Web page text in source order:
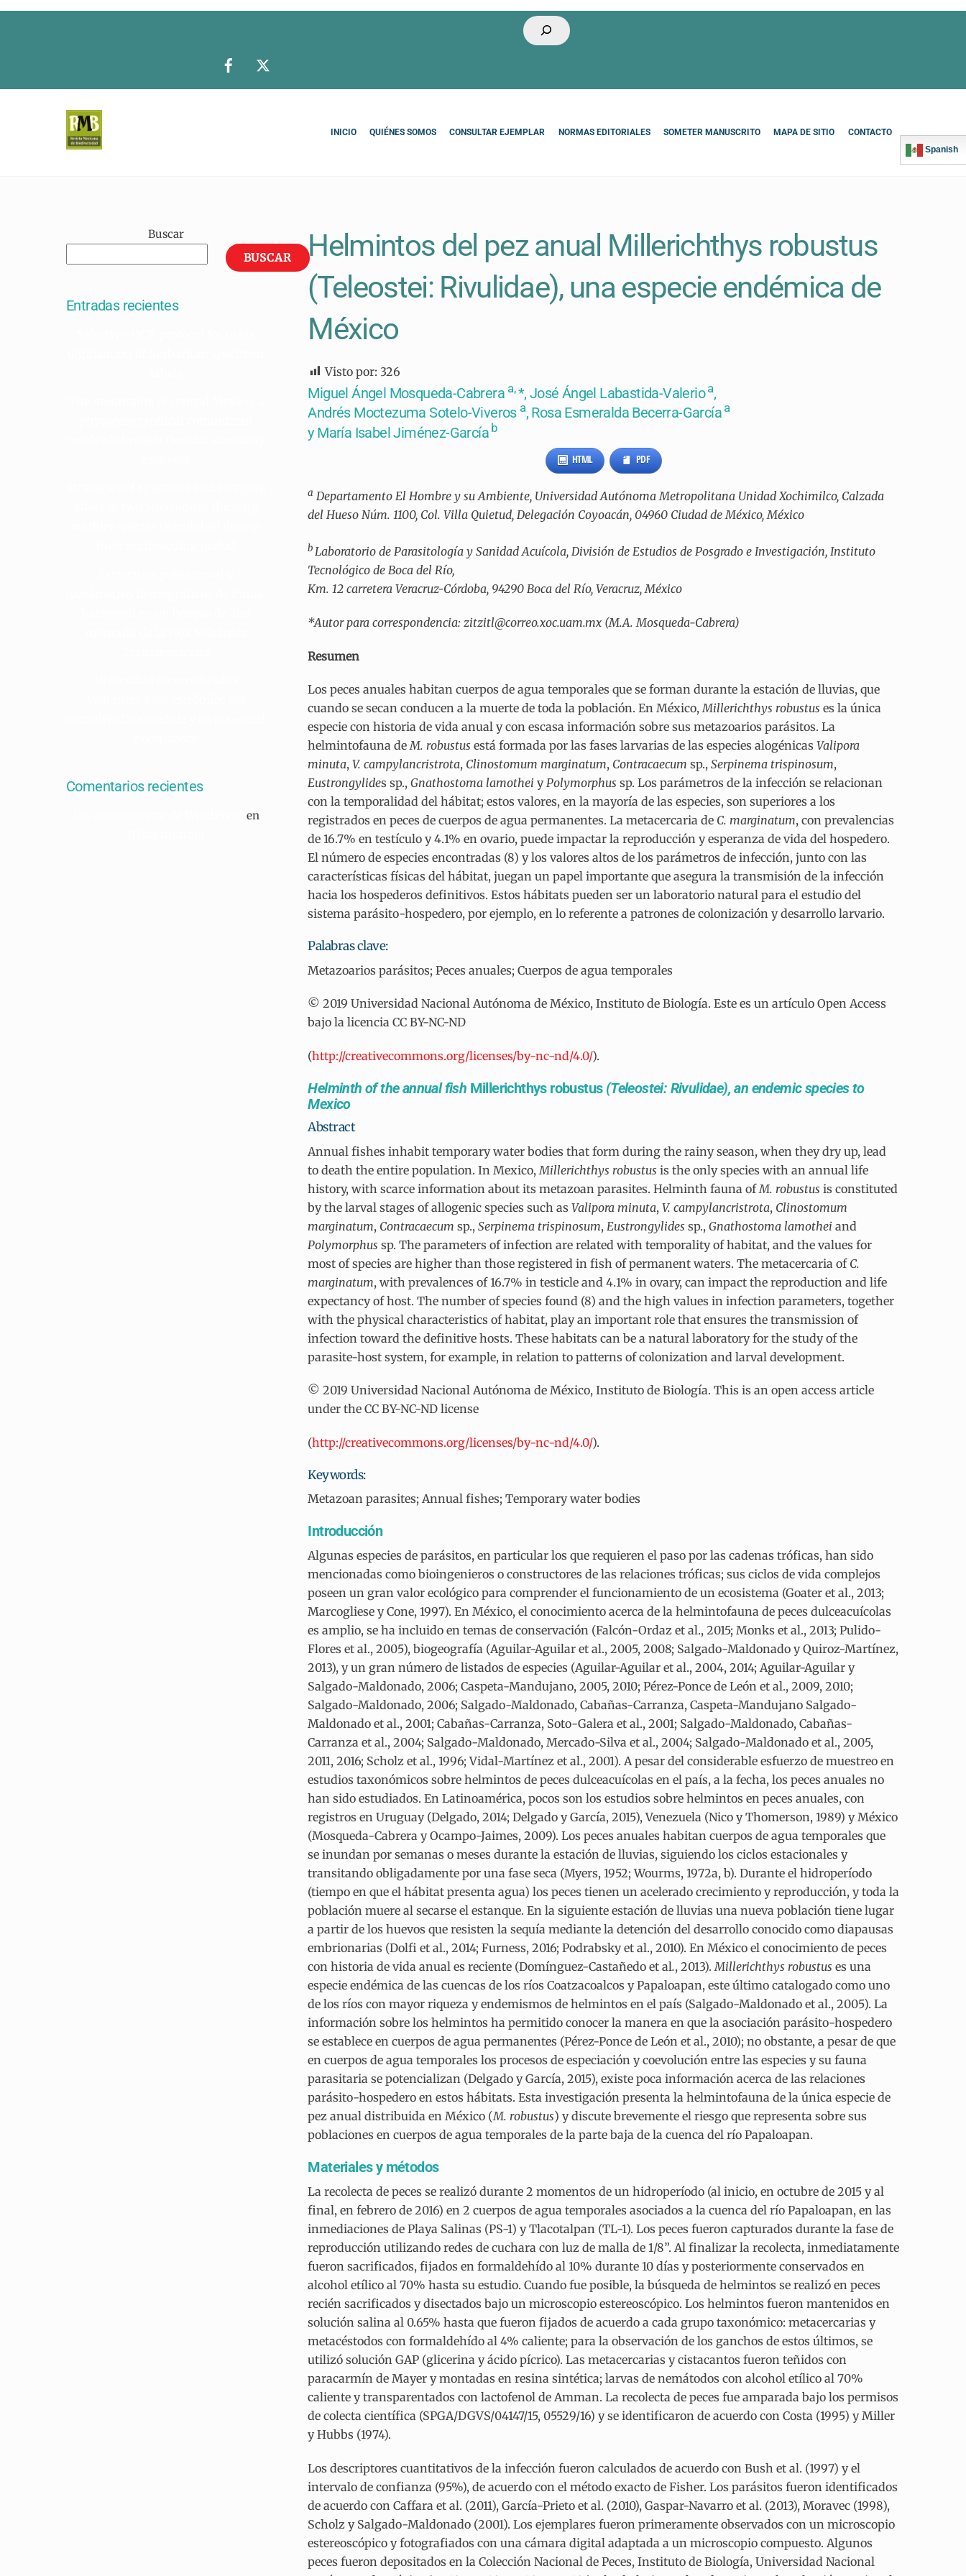
Skip
Buscar
INICIO QUIÉNES SOMOS CONSULTAR EJEMPLAR NORMAS EDITORIALES SOMETER MANUSCRITO MAPA DE SITIO
CONTACTO
Spanish
Helmintos del pez anual Millerichthys robustus
(Teleostei: Rivulidae), una especie endémica de
México
Visto por: 326
Miguel Ángel Mosqueda-Cabrera a,*, José Ángel Labastida-Valerio a,
Andrés Moctezuma Sotelo-Viveros a, Rosa Esmeralda Becerra-García a
y María Isabel Jiménez-García b
HTML PDF
a Departamento El Hombre y su Ambiente, Universidad Autónoma Metropolitana Unidad Xochimilco, Calzada
del Hueso Núm. 1100, Col. Villa Quietud, Delegación Coyoacán, 04960 Ciudad de México, México
b Laboratorio de Parasitología y Sanidad Acuícola, División de Estudios de Posgrado e Investigación, Instituto
Tecnológico de Boca del Río,
Km. 12 carretera Veracruz-Córdoba, 94290 Boca del Río, Veracruz, México
*Autor para correspondencia: zitzitl@correo.xoc.uam.mx (M.A. Mosqueda-Cabrera)
Resumen
Los peces anuales habitan cuerpos de agua temporales que se forman durante la estación de lluvias, que
cuando se secan conducen a la muerte de toda la población. En México,Millerichthys robustus es la única
especie con historia de vida anual y con escasa información sobre sus metazoarios parásitos. La
helmintofauna deM. robustus está formada por las fases larvarias de las especies alogénicasValipora
minuta, V. campylancristrota, Clinostomum marginatum, Contracaecum sp.,Serpinema trispinosum,
Eustrongylides sp.,Gnathostoma lamotheiyPolymorphus sp. Los parámetros de la infección se relacionan
con la temporalidad del hábitat; estos valores, en la mayoría de las especies, son superiores a los
registrados en peces de cuerpos de agua permanentes. La metacercaria de C. marginatum, con prevalencias
de 16.7% en testículo y 4.1% en ovario, puede impactar la reproducción y esperanza de vida del hospedero.
El número de especies encontradas (8) y los valores altos de los parámetros de infección, junto con las
características físicas del hábitat, juegan un papel importante que asegura la transmisión de la infección
hacia los hospederos definitivos. Estos hábitats pueden ser un laboratorio natural para el estudio del
sistema parásito-hospedero, por ejemplo, en lo referente a patrones de colonización y desarrollo larvario.
Palabras clave:
Metazoarios parásitos; Peces anuales; Cuerpos de agua temporales
© 2019 Universidad Nacional Autónoma de México, Instituto de Biología. Este es un artículo Open Access
bajo la licencia CC BY-NC-ND
(http://creativecommons.org/licenses/by-nc-nd/4.0/).
Helminth of the annual fish Millerichthys robustus(Teleostei: Rivulidae), an endemic species to
Mexico
Abstract
Annual fishes inhabit temporary water bodies that form during the rainy season, when they dry up, lead
to death the entire population. In Mexico, Millerichthys robustus is the only species with an annual life
history, with scarce information about its metazoan parasites. Helminth fauna of M. robustusis constituted
by the larval stages of allogenic species such asValipora minuta,V. campylancristrota, Clinostomum
marginatum, Contracaecum sp.,Serpinema trispinosum, Eustrongylides sp.,Gnathostoma lamothei and
Polymorphus sp. The parameters of infection are related with temporality of habitat, and the values for
most of species are higher than those registered in fish of permanent waters. The metacercaria of C.
marginatum, with prevalences of 16.7% in testicle and 4.1% in ovary, can impact the reproduction and life
expectancy of host. The number of species found (8) and the high values in infection parameters, together
with the physical characteristics of habitat, play an important role that ensures the transmission of
infection toward the definitive hosts. These habitats can be a natural laboratory for the study of the
parasite-host system, for example, in relation to patterns of colonization and larval development.
© 2019 Universidad Nacional Autónoma de México, Instituto de Biología. This is an open access article
under the CC BY-NC-ND license
(http://creativecommons.org/licenses/by-nc-nd/4.0/).
Keywords:
Metazoan parasites; Annual fishes; Temporary water bodies
Introducción
Algunas especies de parásitos, en particular los que requieren el paso por las cadenas tróficas, han sido
mencionadas como bioingenieros o constructores de las relaciones tróficas; sus ciclos de vida complejos
poseen un gran valor ecológico para comprender el funcionamiento de un ecosistema (Goater et al., 2013;
Marcogliese y Cone, 1997). En México, el conocimiento acerca de la helmintofauna de peces dulceacuícolas
es amplio, se ha incluido en temas de conservación (Falcón-Ordaz et al., 2015; Monks et al., 2013; Pulido-
Flores et al., 2005), biogeografía (Aguilar-Aguilar et al., 2005, 2008; Salgado-Maldonado y Quiroz-Martínez,
2013), y un gran número de listados de especies (Aguilar-Aguilar et al., 2004, 2014; Aguilar-Aguilar y
Salgado-Maldonado, 2006; Caspeta-Mandujano, 2005, 2010; Pérez-Ponce de León et al., 2009, 2010;
Salgado-Maldonado, 2006; Salgado-Maldonado, Cabañas-Carranza, Caspeta-Mandujano Salgado-
Maldonado et al., 2001; Cabañas-Carranza, Soto-Galera et al., 2001; Salgado-Maldonado, Cabañas-
Carranza et al., 2004; Salgado-Maldonado, Mercado-Silva et al., 2004; Salgado-Maldonado et al., 2005,
2011, 2016; Scholz et al., 1996; Vidal-Martínez et al., 2001). A pesar del considerable esfuerzo de muestreo en
estudios taxonómicos sobre helmintos de peces dulceacuícolas en el país, a la fecha, los peces anuales no
han sido estudiados. En Latinoamérica, pocos son los estudios sobre helmintos en peces anuales, con
registros en Uruguay (Delgado, 2014; Delgado y García, 2015), Venezuela (Nico y Thomerson, 1989) y México
(Mosqueda-Cabrera y Ocampo-Jaimes, 2009). Los peces anuales habitan cuerpos de agua temporales que
se inundan por semanas o meses durante la estación de lluvias, siguiendo los ciclos estacionales y
transitando obligadamente por una fase seca (Myers, 1952; Wourms, 1972a, b). Durante el hidroperíodo
(tiempo en que el hábitat presenta agua) los peces tienen un acelerado crecimiento y reproducción, y toda la
población muere al secarse el estanque. En la siguiente estación de lluvias una nueva población tiene lugar
a partir de los huevos que resisten la sequía mediante la detención del desarrollo conocido como diapausas
embrionarias (Dolfi et al., 2014; Furness, 2016; Podrabsky et al., 2010). En México el conocimiento de peces
con historia de vida anual es reciente (Domínguez-Castañedo et al., 2013).Millerichthys robustus es una
especie endémica de las cuencas de los ríos Coatzacoalcos y Papaloapan, este último catalogado como uno
de los ríos con mayor riqueza y endemismos de helmintos en el país (Salgado-Maldonado et al., 2005). La
información sobre los helmintos ha permitido conocer la manera en que la asociación parásito-hospedero
se establece en cuerpos de agua permanentes (Pérez-Ponce de León et al., 2010); no obstante, a pesar de que
en cuerpos de agua temporales los procesos de especiación y coevolución entre las especies y su fauna
parasitaria se potencializan (Delgado y García, 2015), existe poca información acerca de las relaciones
parásito-hospedero en estos hábitats. Esta investigación presenta la helmintofauna de la única especie de
pez anual distribuida en México (M. robustus) y discute brevemente el riesgo que representa sobre sus
poblaciones en cuerpos de agua temporales de la parte baja de la cuenca del río Papaloapan.
Materiales y métodos
La recolecta de peces se realizó durante 2 momentos de un hidroperíodo (al inicio, en octubre de 2015 y al
final, en febrero de 2016) en 2 cuerpos de agua temporales asociados a la cuenca del río Papaloapan, en las
inmediaciones de Playa Salinas (PS-1) y Tlacotalpan (TL-1). Los peces fueron capturados durante la fase de
reproducción utilizando redes de cuchara con luz de malla de 1/8”. Al finalizar la recolecta, inmediatamente
fueron sacrificados, fijados en formaldehído al 10% durante 10 días y posteriormente conservados en
alcohol etílico al 70% hasta su estudio. Cuando fue posible, la búsqueda de helmintos se realizó en peces
recién sacrificados y disectados bajo un microscopio estereoscópico. Los helmintos fueron mantenidos en
solución salina al 0.65% hasta que fueron fijados de acuerdo a cada grupo taxonómico: metacercarias y
metacéstodos con formaldehído al 4% caliente; para la observación de los ganchos de estos últimos, se
utilizó solución GAP (glicerina y ácido pícrico). Las metacercarias y cistacantos fueron teñidos con
paracarmín de Mayer y montadas en resina sintética; larvas de nemátodos con alcohol etílico al 70%
caliente y transparentados con lactofenol de Amman. La recolecta de peces fue amparada bajo los permisos
de colecta científica (SPGA/DGVS/04147/15, 05529/16) y se identificaron de acuerdo con Costa (1995) y Miller
y Hubbs (1974).
Los descriptores cuantitativos de la infección fueron calculados de acuerdo con Bush et al. (1997) y el
intervalo de confianza (95%), de acuerdo con el método exacto de Fisher. Los parásitos fueron identificados
de acuerdo con Caffara et al. (2011), García-Prieto et al. (2010), Gaspar-Navarro et al. (2013), Moravec (1998),
Scholz y Salgado-Maldonado (2001). Los ejemplares fueron primeramente observados con un microscopio
estereoscópico y fotografiados con una cámara digital adaptada a un microscopio compuesto. Algunos
peces fueron depositados en la Colección Nacional de Peces, Instituto de Biología, Universidad Nacional
Buscar
BUSCAR
Entradas recientes
Comentarios recientes
en